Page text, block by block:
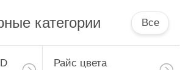
категории Все
Райс цвета